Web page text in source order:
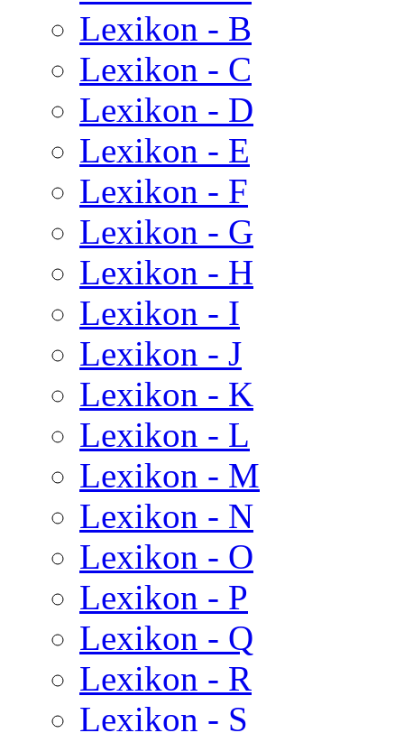
Lexikon - B
Lexikon - C
Lexikon - D
Lexikon - E
Lexikon - F
Lexikon - G
Lexikon - H
Lexikon - I
Lexikon - J
Lexikon - K
Lexikon - L
Lexikon - M
Lexikon - N
Lexikon - O
Lexikon - P
Lexikon - Q
Lexikon - R
Lexikon - S